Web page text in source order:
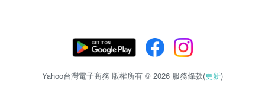
Yahoo台灣電子商務 版權所有 © 2026 服務條款(更新)